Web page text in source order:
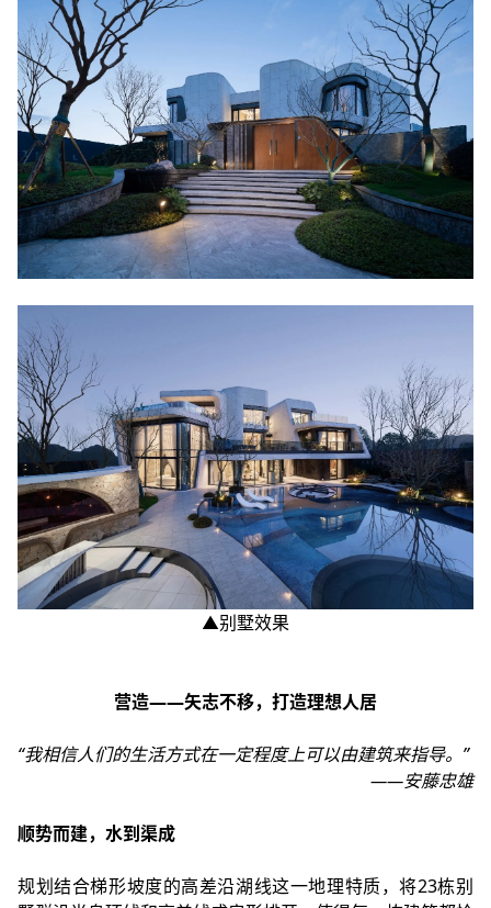
▲别墅效果
营造——矢志不移，打造理想人居
“我相信人们的生活方式在一定程度上可以由建筑来指导。”
——安藤忠雄
顺势而建，水到渠成
规划结合梯形坡度的高差沿湖线这一地理特质，将23栋别